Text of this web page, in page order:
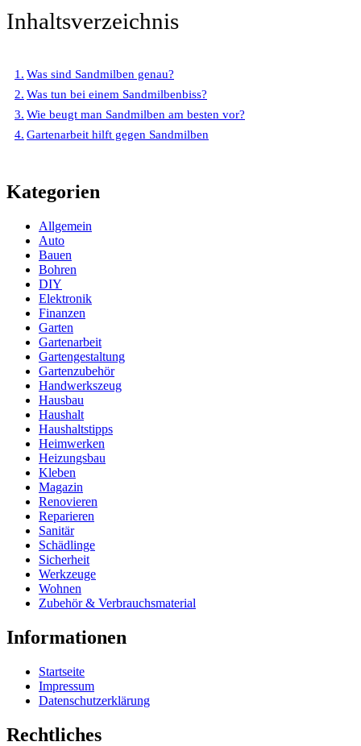
Inhaltsverzeichnis
Was sind Sandmilben genau?
Was tun bei einem Sandmilbenbiss?
Wie beugt man Sandmilben am besten vor?
Gartenarbeit hilft gegen Sandmilben
Kategorien
Allgemein
Auto
Bauen
Bohren
DIY
Elektronik
Finanzen
Garten
Gartenarbeit
Gartengestaltung
Gartenzubehör
Handwerkszeug
Hausbau
Haushalt
Haushaltstipps
Heimwerken
Heizungsbau
Kleben
Magazin
Renovieren
Reparieren
Sanitär
Schädlinge
Sicherheit
Werkzeuge
Wohnen
Zubehör & Verbrauchsmaterial
Informationen
Startseite
Impressum
Datenschutzerklärung
Rechtliches